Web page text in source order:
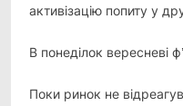
активізацію попиту у
В понеділок вересневі
Поки ринок не